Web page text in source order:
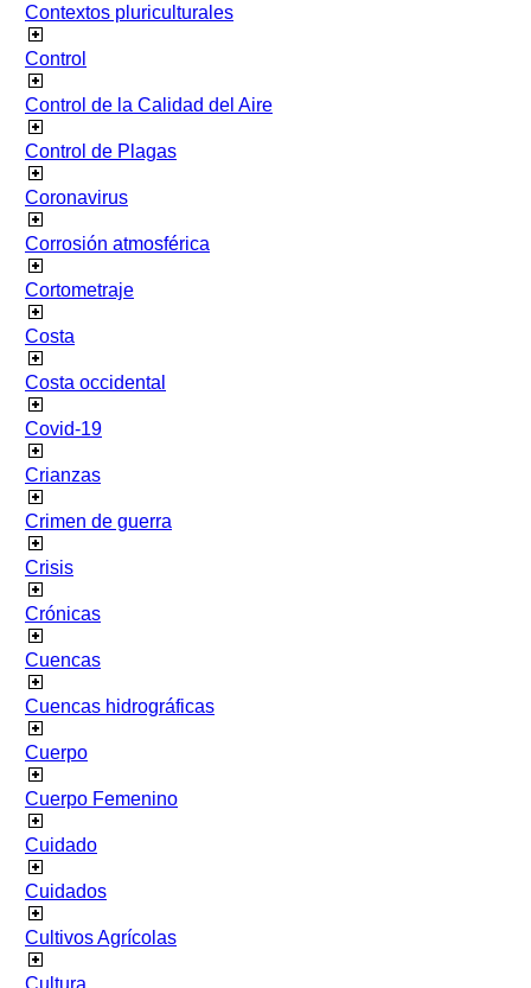
Contextos pluriculturales
Control
Control de la Calidad del Aire
Control de Plagas
Coronavirus
Corrosión atmosférica
Cortometraje
Costa
Costa occidental
Covid-19
Crianzas
Crimen de guerra
Crisis
Crónicas
Cuencas
Cuencas hidrográficas
Cuerpo
Cuerpo Femenino
Cuidado
Cuidados
Cultivos Agrícolas
Cultura